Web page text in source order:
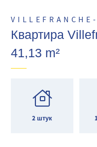
Квартира
41,13 m²
2 штук